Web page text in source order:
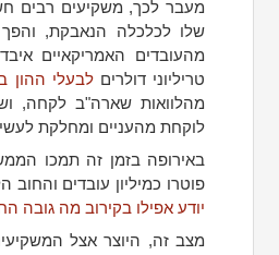
מעבר לכך, משקיעים רבים
שלו לכלכלה הנאבקת,
טריליוני דולריםלבעלי ההון
מהלוואות שארה"ב לקחה,
לוקחת מהעניים ומחלקת
באירופה בזמן זה תמכו
פוטרו כמיליון עובדים והחוב
יודע אפילו בקירוב מה גובה
מצב זה, היוצר אצל